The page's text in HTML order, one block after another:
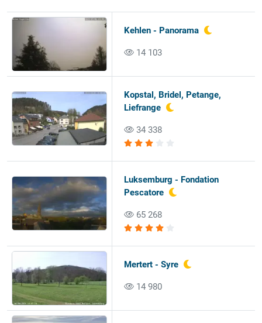
Kehlen - Panorama
14 103
Kopstal, Bridel, Petange,
Liefrange
34 338
Luksemburg - Fondation
Pescatore
65 268
Mertert - Syre
14 980